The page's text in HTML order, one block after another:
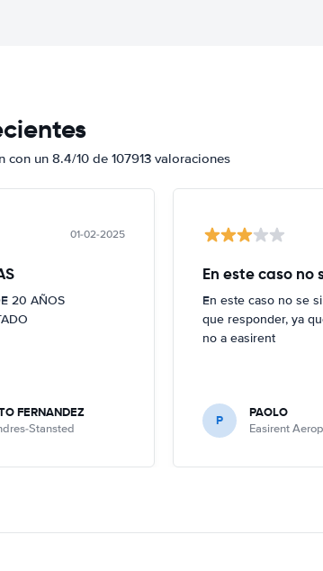
con un 8.4/10 de 107913 valoraciones
01-02-2025
20 AÑOS
FERNANDEZ
Stansted
En este caso no
En este caso no se
que responder, ya
no a easirent
P PAOLO
Easirent